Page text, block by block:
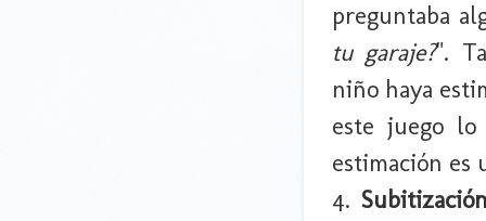
preguntaba
tu garaje?".
niño haya
este juego
estimación es
4.